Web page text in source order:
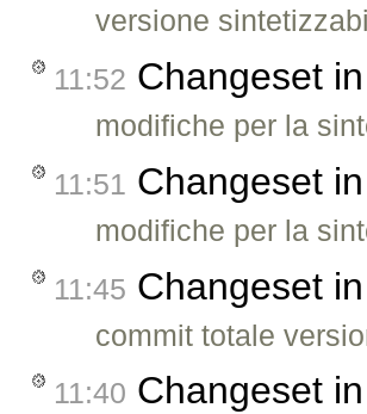
versione
11:52 Changeset
modifiche per la
11:51 Changeset
modifiche per la
11:45 Changeset
commit totale
11:40 Changeset